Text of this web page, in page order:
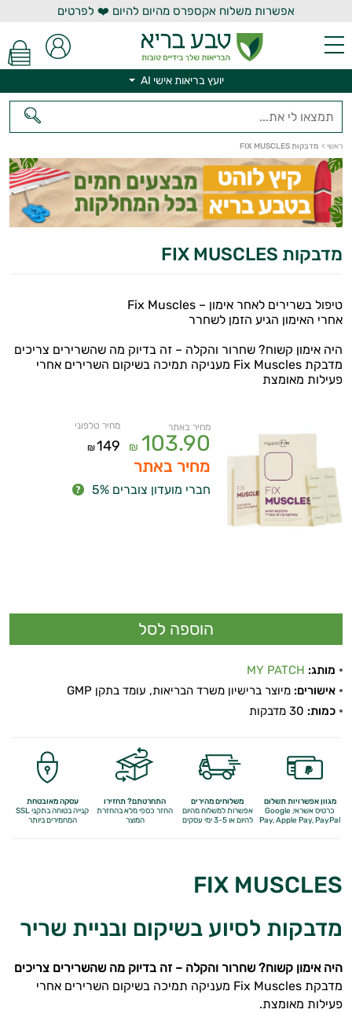
אפשרות משלוח אקספרס מהיום להיום ❤️ לפרטים
יועץ בריאות אישי AI
ראשי > מדבקות FIX MUSCLES
מדבקות FIX MUSCLES
טיפול בשרירים לאחר אימון – Fix Muscles
אחרי האימון הגיע הזמן לשחרר
היה אימון קשוח? שחרור והקלה – זה בדיוק מה שהשרירים צריכים
מדבקת Fix Muscles מעניקה תמיכה בשיקום השרירים אחרי
פעילות מאומצת
מחיר באתר
103.90
₪
מחיר טלפוני
149
₪
מחיר באתר
חברי מועדון צוברים 5%
מותג: MY PATCH
אישורים: מיוצר ברישיון משרד הבריאות, עומד בתקן GMP
כמות:
מגוון אפשרויות תשלום
כרטיס אשראי, Google
Pay,Apple Pay, PayPal
משלוחים מהירים
אפשרות למשלוח מהיום
להיום או 3-5 ימי עסקים
התחרטתם? תחזירו
החזר כספי מלאבהחזרת
המוצר
עסקה מאובטחת
קנייה בטוחה בתקני SSL
המחמירים ביותר
FIX MUSCLES
מדבקות לסיוע בשיקום ובניית שריר
היה אימון קשוח? שחרור והקלה – זה בדיוק מה שהשרירים צריכים
מדבקת Fix Muscles מעניקה תמיכה בשיקום השרירים אחרי
פעילות מאומצת.
יועץ בריאות אישי AI